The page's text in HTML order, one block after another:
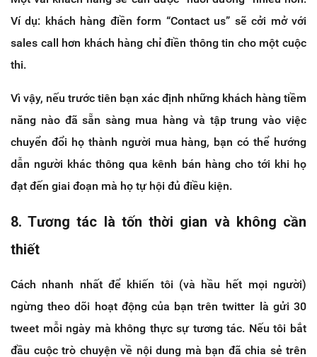
Ví dụ: khách hàng điền form “Contact us” sẽ cởi mở với
sales call hơn khách hàng chỉ điền thông tin cho một cuộc
thi.
Vì vậy, nếu trước tiên bạn xác định những khách hàng tiềm
năng nào đã sẵn sàng mua hàng và tập trung vào việc
chuyển đổi họ thành người mua hàng, bạn có thể hướng
dẫn người khác thông qua kênh bán hàng cho tới khi họ
đạt đến giai đoạn mà họ tự hội đủ điều kiện.
8. Tương tác là tốn thời gian và không cần
thiết
Cách nhanh nhất để khiến tôi (và hầu hết mọi người)
ngừng theo dõi hoạt động của bạn trên twitter là gửi 30
tweet mỗi ngày mà không thực sự tương tác. Nếu tôi bắt
đầu cuộc trò chuyện về nội dung mà bạn đã chia sẻ trên